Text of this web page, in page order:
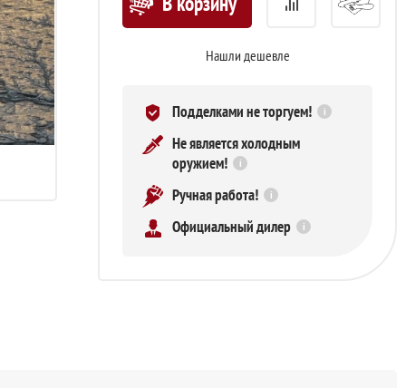
Нашли дешевле
Подделками не торгуем! i
Не является холодным
оружием!
i
Ручная работа! i
Официальный дилер i